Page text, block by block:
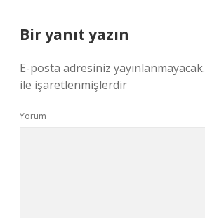
Bir yanıt yazın
E-posta adresiniz yayınlanmayacak.
ile işaretlenmişlerdir
Yorum